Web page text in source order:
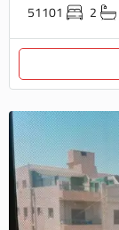
51101 2